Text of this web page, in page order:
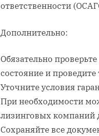
ответственности
Дополнительно:
Обязательно
состояние и проведите
Уточните условия
При необходимости
лизинговых компаний
Сохраняйте все